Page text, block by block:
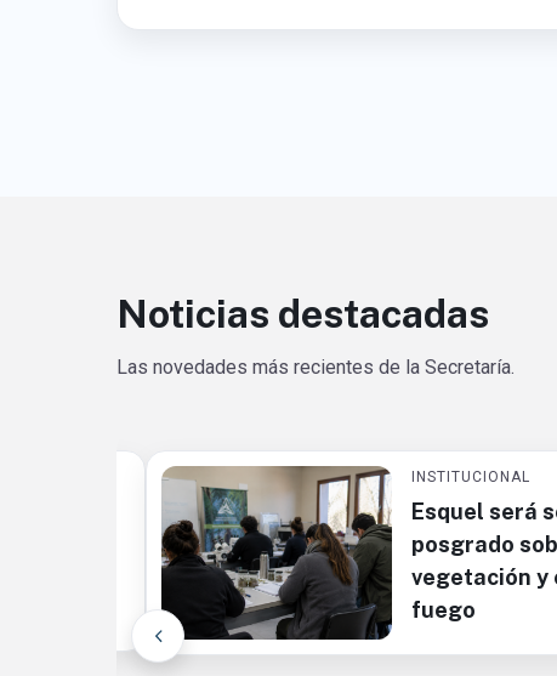
Noticias destacadas
Las novedades más recientes de la Secretaría.
INSTITUCIONAL
Esquel será
posgrado
vegetación y
fuego